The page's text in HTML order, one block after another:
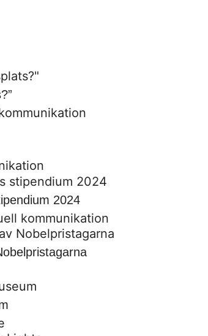
2024
kommunikation